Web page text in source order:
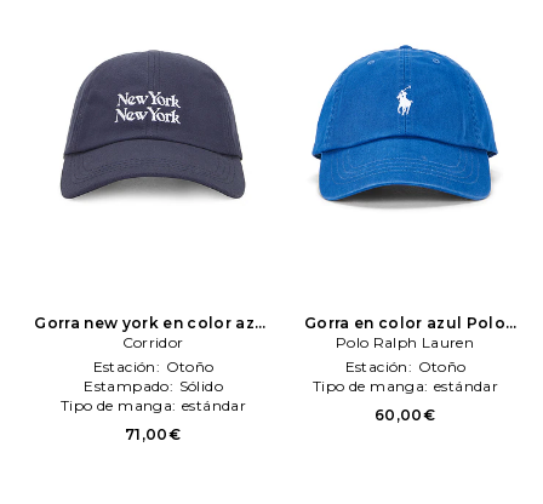
Gorra new york en color azul
Corridor
Corridor
Estación: Otoño
Estampado: Sólido
Tipo de manga: estándar
71,00€
Gorra en color azul
Polo
Ralph Lauren
Polo Ralph Lauren
Estación: Otoño
Tipo de manga: estándar
60,00€